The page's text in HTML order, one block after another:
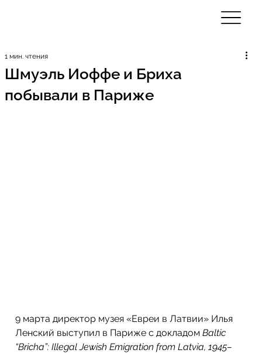
Шмуэль Иоффе и Бриха
побывали в Париже
1 мин. чтения
9 марта директор музея «Евреи в Латвии» Илья
Ленский выступил в Париже с докладом Baltic
“Bricha”: Illegal Jewish Emigration from Latvia, 1945–